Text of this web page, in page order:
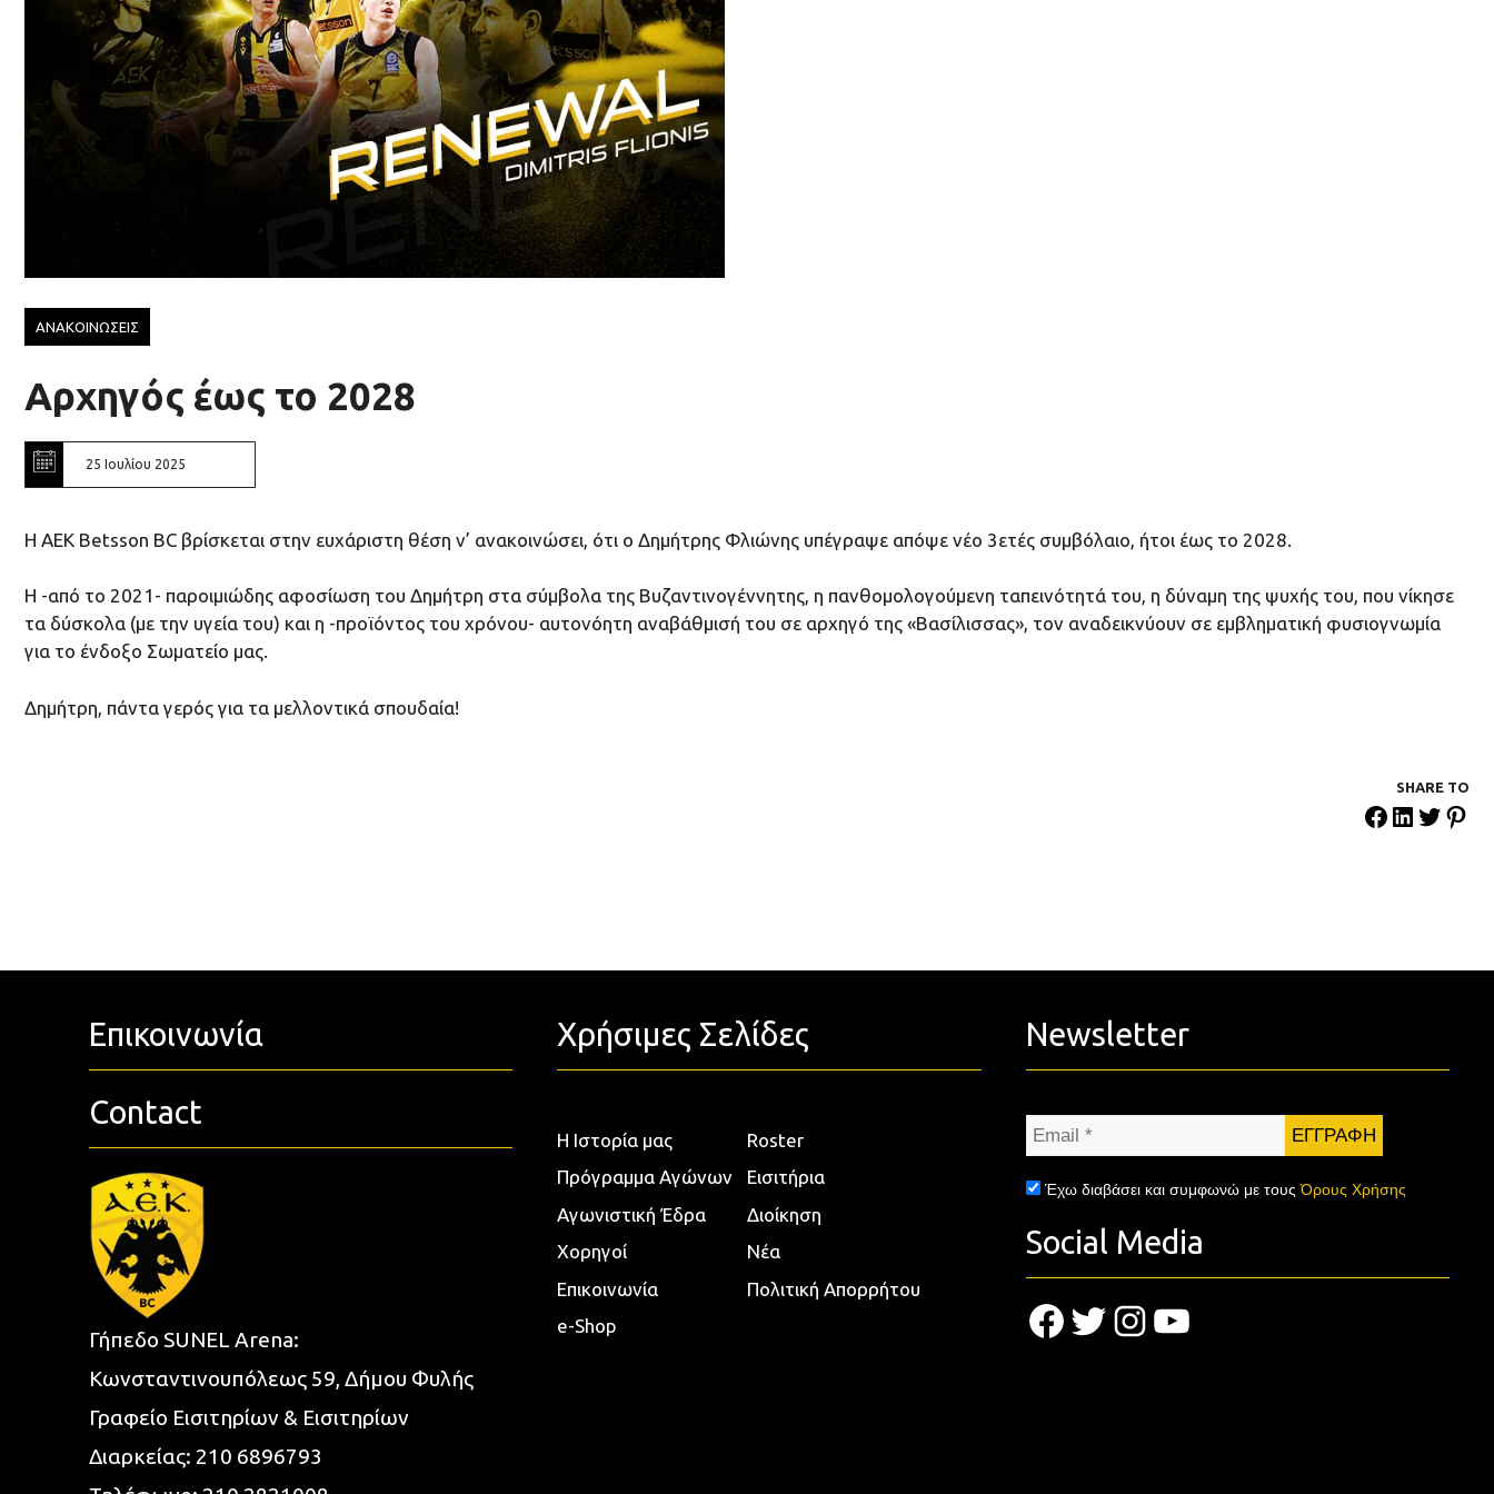
ΑΝΑΚΟΙΝΩΣΕΙΣ
Αρχηγός έως το 2028
25 Ιουλίου 2025
Η ΑΕΚ Βetsson BC βρίσκεται στην ευχάριστη θέση ν’ ανακοινώσει, ότι ο Δημήτρης Φλιώνης υπέγραψε απόψε νέο 3ετές συμβόλαιο, ήτοι έως το 2028.
Η -από το 2021- παροιμιώδης αφοσίωση του Δημήτρη στα σύμβολα της Βυζαντινογέννητης, η πανθομολογούμενη ταπεινότητά του, η δύναμη της ψυχής του, που νίκησε
τα δύσκολα (με την υγεία του) και η -προϊόντος του χρόνου- αυτονόητη αναβάθμισή του σε αρχηγό της «Βασίλισσας», τον αναδεικνύουν σε εμβληματική φυσιογνωμία
για το ένδοξο Σωματείο μας.
Δημήτρη, πάντα γερός για τα μελλοντικά σπουδαία!
SHARE ΤΟ
Επικοινωνία
Contact
Γήπεδο SUNEL Arena:
Κωνσταντινουπόλεως 59, Δήμου Φυλής
Γραφείο Εισιτηρίων & Εισιτηρίων
Διαρκείας: 210 6896793
Χρήσιμες Σελίδες
Η Ιστορία μας
Roster
Πρόγραμμα Αγώνων
Εισιτήρια
Αγωνιστική Έδρα
Διοίκηση
Χορηγοί
Νέα
Επικοινωνία
Πολιτική Απορρήτου
e-Shop
Newsletter
Email
Έχω διαβάσει και συμφωνώ με τουςΌρους Χρήσης
Social Media
Facebook
TwitterInstagram
YouTube